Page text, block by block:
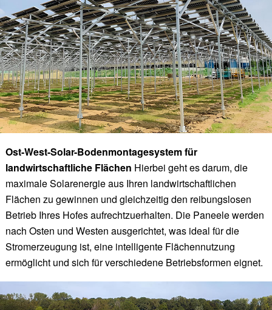
Ost-West-Solar-Bodenmontagesystem für
landwirtschaftliche Flächen Hierbei geht es darum, die
maximale Solarenergie aus Ihren landwirtschaftlichen
Flächen zu gewinnen und gleichzeitig den reibungslosen
Betrieb Ihres Hofes aufrechtzuerhalten. Die Paneele werden
nach Osten und Westen ausgerichtet, was ideal für die
Stromerzeugung ist, eine intelligente Flächennutzung
ermöglicht und sich für verschiedene Betriebsformen eignet.